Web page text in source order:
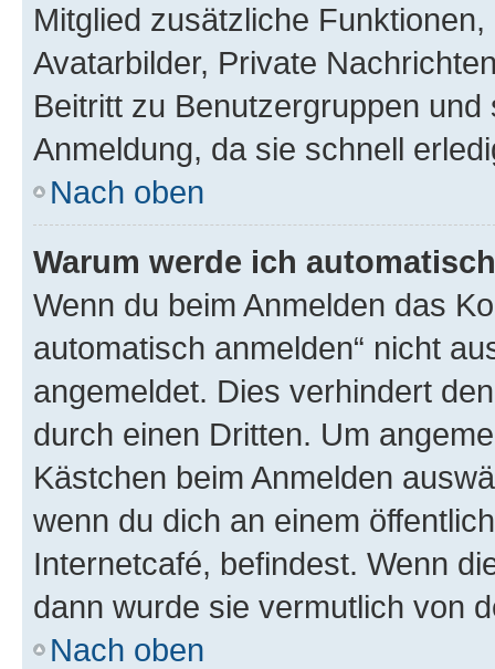
Mitglied zusätzliche
Avatarbilder, Private
Beitritt zu Benutzergruppen
Anmeldung, da sie schnell
Nach oben
Warum werde ich
Wenn du beim Anmelden das
automatisch anmelden“ nicht
angemeldet. Dies verhindert
durch einen Dritten. Um
Kästchen beim Anmelden
wenn du dich an einem
Internetcafé, befindest. Wenn
dann wurde sie vermutlich von
Nach oben